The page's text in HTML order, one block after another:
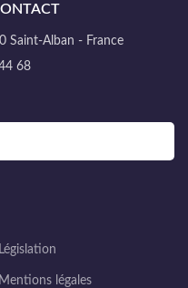
Saint-Alban - France
68
Législation
Mentions légales